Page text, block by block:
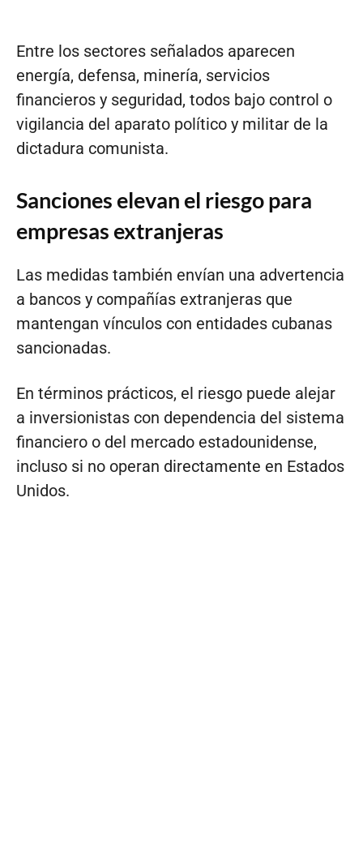
Entre los sectores señalados aparecen
energía, defensa, minería, servicios
financieros y seguridad, todos bajo control o
vigilancia del aparato político y militar de la
dictadura comunista.
Sanciones elevan el riesgo para
empresas extranjeras
Las medidas también envían una advertencia
a bancos y compañías extranjeras que
mantengan vínculos con entidades cubanas
sancionadas.
En términos prácticos, el riesgo puede alejar
a inversionistas con dependencia del sistema
financiero o del mercado estadounidense,
incluso si no operan directamente en Estados
Unidos.